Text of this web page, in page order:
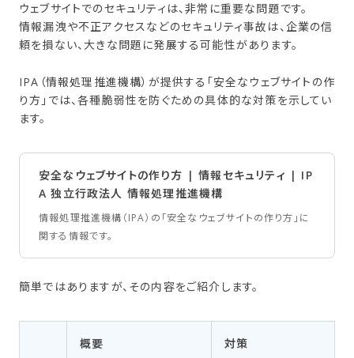
ウェブサイトでのセキュリティは、非常に重要な問題です。
情報漏洩や不正アクセスなどのセキュリティ事故は、企業の信
頼を損ない、大きな問題に発展する可能性があります。
IPA（情報処理推進機構）が提供する「安全なウェブサイトの作
り方」では、各種脆弱性を防ぐための具体的な対策を示してい
ます。
安全なウェブサイトの作り方 | 情報セキュリティ | IP
A 独立行政法人 情報処理推進機構
情報処理推進機構（IPA）の「安全なウェブサイトの作り方」に
関する情報です。
簡単ではありますが、その内容をご紹介します。
概要 対策